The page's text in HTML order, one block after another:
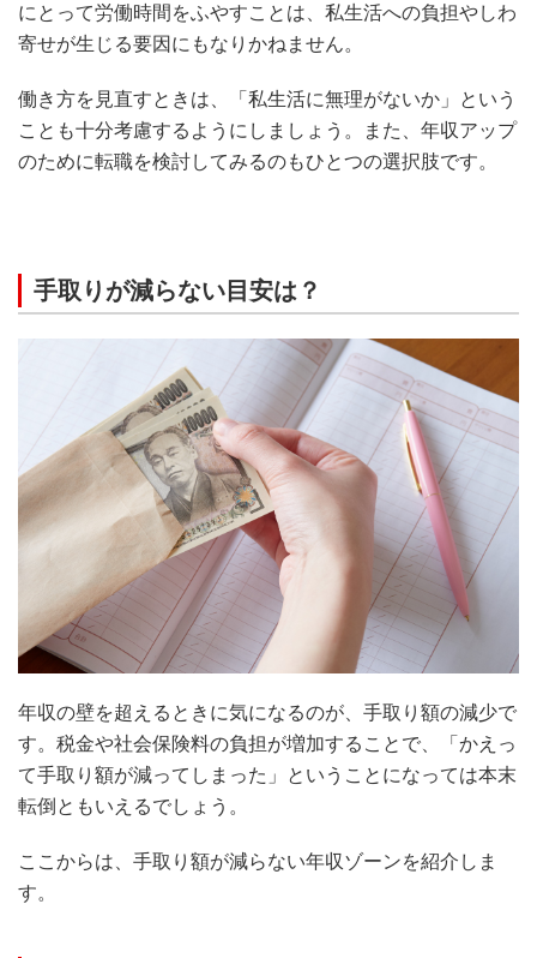
にとって労働時間をふやすことは、私生活への負担やしわ
寄せが生じる要因にもなりかねません。
働き方を見直すときは、「私生活に無理がないか」という
ことも十分考慮するようにしましょう。また、年収アップ
のために転職を検討してみるのもひとつの選択肢です。
手取りが減らない目安は？
年収の壁を超えるときに気になるのが、手取り額の減少で
す。税金や社会保険料の負担が増加することで、「かえっ
て手取り額が減ってしまった」ということになっては本末
転倒ともいえるでしょう。
ここからは、手取り額が減らない年収ゾーンを紹介しま
す。